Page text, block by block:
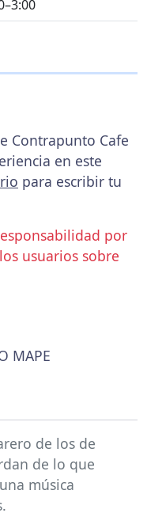
Contrapunto Cafe
en este
para escribir tu
por
usuarios sobre
MAPE
de los de
de lo que
música